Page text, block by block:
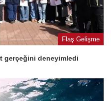
Flaş Gelişme
gerçeğini deneyimledi